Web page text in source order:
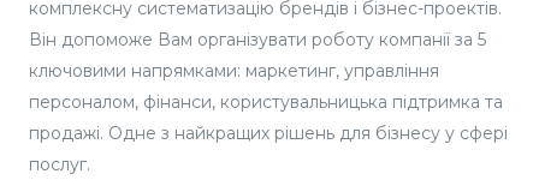
комплексну систематизацію брендів і бізнес-проектів.
Він допоможе Вам організувати роботу компанії за 5
ключовими напрямками: маркетинг, управління
персоналом, фінанси, користувальницька підтримка та
продажі. Одне з найкращих рішень для бізнесу у сфері
послуг.